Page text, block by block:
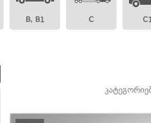
B, B1 C